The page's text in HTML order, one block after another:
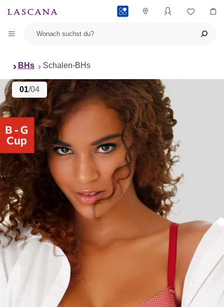
BHs Schalen-BHs
01/04